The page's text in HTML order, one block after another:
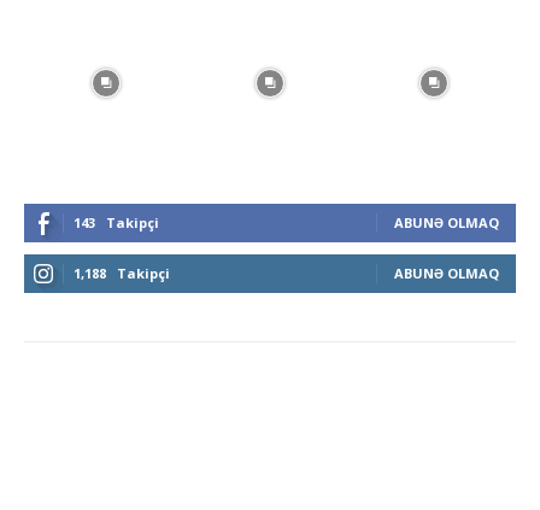
143 Takipçi ABUNƏ OLMAQ
1,188 Takipçi ABUNƏ OLMAQ